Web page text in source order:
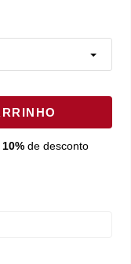
10%de desconto